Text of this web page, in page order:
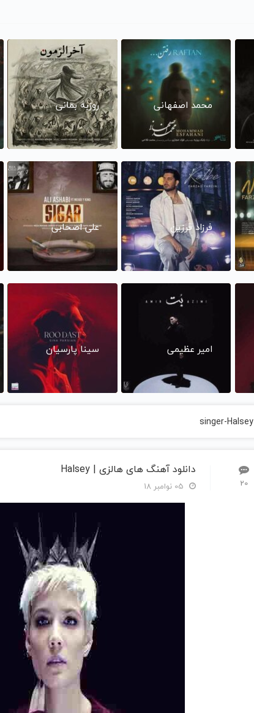
محمد اصفهانی روزبه بمانی
فرزاد فرزین علی اصحابی
امیر عظیمی سینا پارسیان
singer-Halsey
20
دانلود آهنگ های هالزی | Halsey